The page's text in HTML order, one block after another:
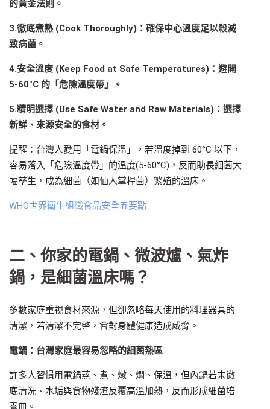
的黃金法則。
3.徹底煮熟 (Cook Thoroughly)：確保中心溫度足以殺滅
致病菌。
4.安全溫度 (Keep Food at Safe Temperatures)：避開
5-60°C 的「危險溫度帶」。
5.精明選擇 (Use Safe Water and Raw Materials)：選擇
新鮮、來源安全的食材。
提醒：台灣人愛用「電鍋保溫」，若溫度掉到 60°C 以下，
容易落入「危險溫度帶」的溫度(5-60°C)，反而助長細菌大
幅孳生，成為細菌（如仙人掌桿菌）繁殖的溫床。
WHO世界衛生組織食品安全五要點
二、你家的電鍋、微波爐、氣炸
鍋，是細菌溫床嗎？
多數家庭重視食材來源，但卻忽略每天使用的料理器具的
清潔，若清潔不完整，會對身體健康造成威脅。
電鍋：台灣家庭最容易忽略的細菌熱區
許多人習慣用電鍋蒸、煮、燉、燜、保溫，但內鍋若未徹
底清洗、水垢與食物殘渣反覆高溫加熱，反而形成細菌培
養皿。